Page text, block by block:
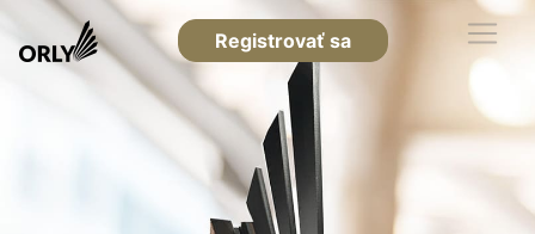
Registrovať sa